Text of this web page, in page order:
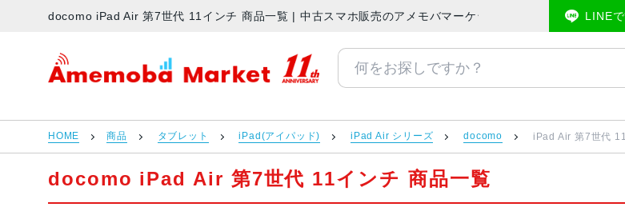
docomo iPad Air 第7世代 11インチ 商品一覧 | 中古スマホ販売のアメモバマーケット LINE
アメモバマーケット
HOME 商品 タブレット iPad(アイパッド) iPad Air シリーズ docomo iPad Air 第7世代
docomo iPad Air 第7世代 11インチ 商品一覧